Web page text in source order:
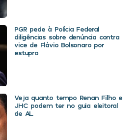
PGR pede à Polícia Federal
diligências sobre denúncia contra
vice de Flávio Bolsonaro por
estupro
Veja quanto tempo Renan Filho e
JHC podem ter no guia eleitoral
de AL